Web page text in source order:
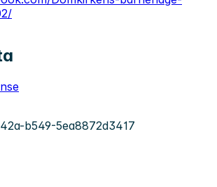
b549-5ea8872d3417